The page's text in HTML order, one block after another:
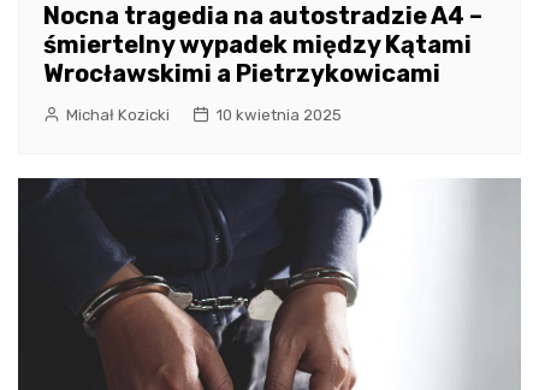
Nocna tragedia na autostradzie A4 –
śmiertelny wypadek między Kątami
Wrocławskimi a Pietrzykowicami
Michał Kozicki 10 kwietnia 2025